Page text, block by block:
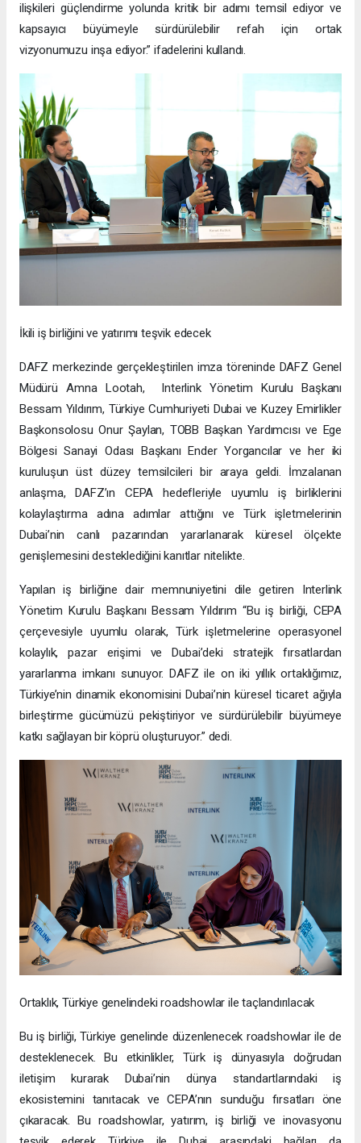
ilişkileri güçlendirme yolunda kritik bir adımı temsil ediyor ve
kapsayıcı büyümeyle sürdürülebilir refah için ortak
vizyonumuzu inşa ediyor.” ifadelerini kullandı.
İkili iş birliğini ve yatırımı teşvik edecek
DAFZ merkezinde gerçekleştirilen imza töreninde DAFZ Genel
Müdürü Amna Lootah, Interlink Yönetim Kurulu Başkanı
Bessam Yıldırım, Türkiye Cumhuriyeti Dubai ve Kuzey Emirlikler
Başkonsolosu Onur Şaylan, TOBB Başkan Yardımcısı ve Ege
Bölgesi Sanayi Odası Başkanı Ender Yorgancılar ve her iki
kuruluşun üst düzey temsilcileri bir araya geldi. İmzalanan
anlaşma, DAFZ’ın CEPA hedefleriyle uyumlu iş birliklerini
kolaylaştırma adına adımlar attığını ve Türk işletmelerinin
Dubai’nin canlı pazarından yararlanarak küresel ölçekte
genişlemesini desteklediğini kanıtlar nitelikte.
Yapılan iş birliğine dair memnuniyetini dile getiren Interlink
Yönetim Kurulu Başkanı Bessam Yıldırım “Bu iş birliği, CEPA
çerçevesiyle uyumlu olarak, Türk işletmelerine operasyonel
kolaylık, pazar erişimi ve Dubai’deki stratejik fırsatlardan
yararlanma imkanı sunuyor. DAFZ ile on iki yıllık ortaklığımız,
Türkiye’nin dinamik ekonomisini Dubai’nin küresel ticaret ağıyla
birleştirme gücümüzü pekiştiriyor ve sürdürülebilir büyümeye
katkı sağlayan bir köprü oluşturuyor.” dedi.
Ortaklık, Türkiye genelindeki roadshowlar ile taçlandırılacak
Bu iş birliği, Türkiye genelinde düzenlenecek roadshowlar ile de
desteklenecek. Bu etkinlikler, Türk iş dünyasıyla doğrudan
iletişim kurarak Dubai’nin dünya standartlarındaki iş
ekosistemini tanıtacak ve CEPA’nın sunduğu fırsatları öne
çıkaracak. Bu roadshowlar, yatırım, iş birliği ve inovasyonu